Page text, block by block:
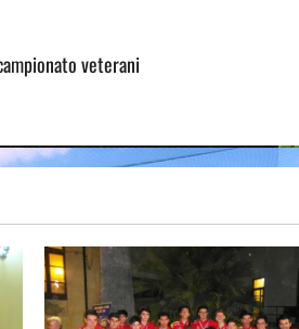
veterani